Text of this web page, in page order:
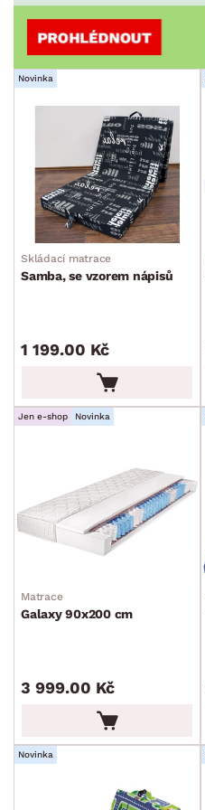
Novinka
Skládací matrace
Samba, se vzorem nápisů
1 199.00 Kč
Jen e-shop Novinka
Matrace
Galaxy 90x200 cm
3 999.00 Kč
Novinka